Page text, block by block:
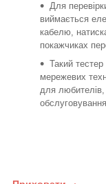
Для
виймається
кабелю,
покажчиках
Такий тестер
мережевих
для любителів,